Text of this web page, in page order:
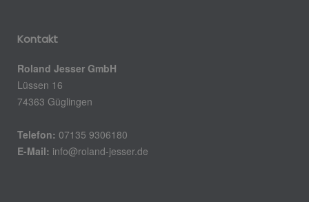
Kontakt
Roland Jesser GmbH
Lüssen 16
74363 Güglingen
Telefon: 07135 9306180
E-Mail: info@roland-jesser.de